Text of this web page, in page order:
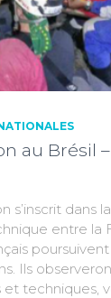
au Brésil
s’inscrit dans
entre la
Ils
techniques,